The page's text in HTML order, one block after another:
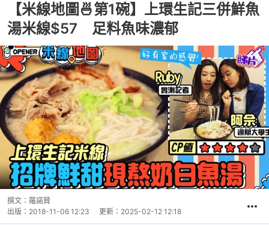
【米線地圖🍜第1碗】上環生記三併鮮魚
湯米線$57 足料魚味濃郁
撰文： 羅諾賢
出版： 2018-11-06 12:23 更新： 2025-02-12 12:18